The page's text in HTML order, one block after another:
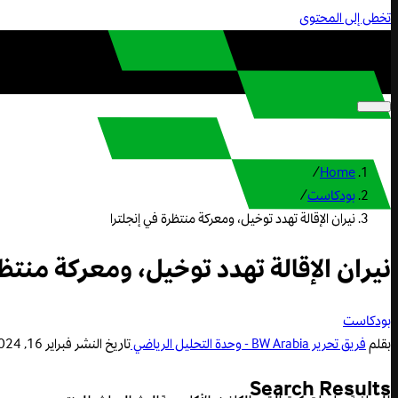
تخطى إلى المحتوى
Home
/
بودكاست/
نيران الإقالة تهدد توخيل، ومعركة منتظرة في إنجلترا
نيران الإقالة تهدد توخيل، ومعركة
بودكاست
بقلمفريق تحرير BW Arabia - وحدة التحليل الرياضي تاريخ النشرفبراير 16, 2024 7:18 م
Search Results